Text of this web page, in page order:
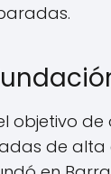
objetivo de
de alta